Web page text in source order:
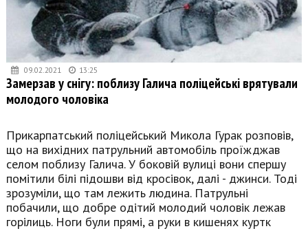
09.02.2021 13:25
Замерзав у снігу: поблизу Галича поліцейські врятували
молодого чоловіка
Прикарпатський поліцейський Микола Гурак розповів,
що на вихідних патрульний автомобіль проїжджав
селом поблизу Галича. У боковій вулиці вони спершу
помітили білі підошви від кросівок, далі - джинси. Тоді
зрозуміли, що там лежить людина. Патрульні
побачили, що добре одітий молодий чоловік лежав
горілиць. Ноги були прямі, а руки в кишенях куртк